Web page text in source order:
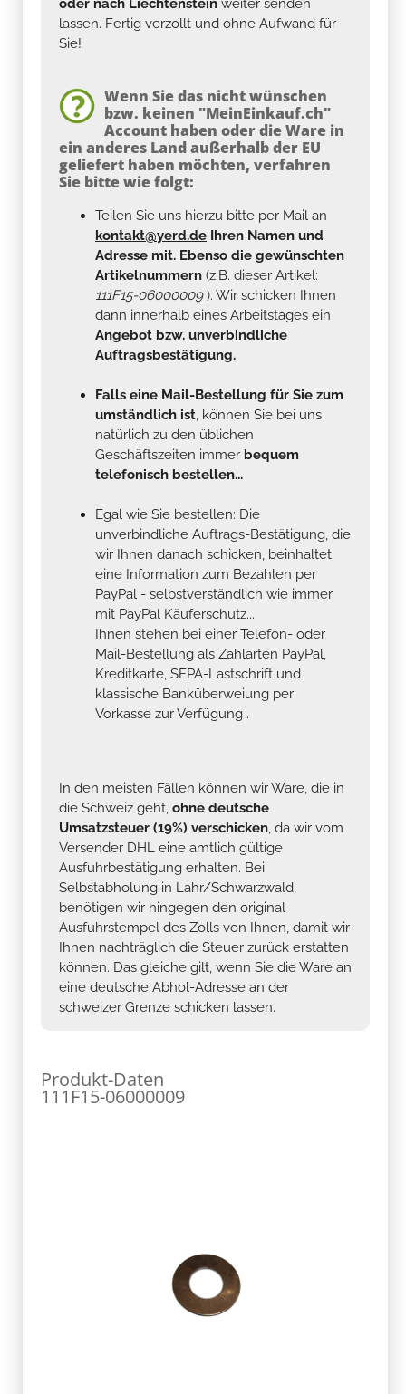
oder nach Liechtenstein weiter senden
lassen. Fertig verzollt und ohne Aufwand für
Sie!
Wenn Sie das nicht wünschen
bzw. keinen "MeinEinkauf.ch"
Account haben oder die Ware in
ein anderes Land außerhalb der EU
geliefert haben möchten, verfahren
Sie bitte wie folgt:
Teilen Sie uns hierzu bitte per Mail an
kontakt@yerd.de Ihren Namen und
Adresse mit. Ebenso die gewünschten
Artikelnummern (z.B. dieser Artikel:
111F15-06000009). Wir schicken Ihnen
dann innerhalb eines Arbeitstages ein
Angebot bzw. unverbindliche
Auftragsbestätigung.
Falls eine Mail-Bestellung für Sie zum
umständlich ist, können Sie bei uns
natürlich zu den üblichen
Geschäftszeiten immer bequem
telefonisch bestellen...
Egal wie Sie bestellen: Die
unverbindliche Auftrags-Bestätigung, die
wir Ihnen danach schicken, beinhaltet
eine Information zum Bezahlen per
PayPal - selbstverständlich wie immer
mit PayPal Käuferschutz...
Ihnen stehen bei einer Telefon- oder
Mail-Bestellung als Zahlarten PayPal,
Kreditkarte, SEPA-Lastschrift und
klassische Banküberweiung per
Vorkasse zur Verfügung .
In den meisten Fällen können wir Ware, die in
die Schweiz geht, ohne deutsche
Umsatzsteuer (19%) verschicken, da wir vom
Versender DHL eine amtlich gültige
Ausfuhrbestätigung erhalten. Bei
Selbstabholung in Lahr/Schwarzwald,
benötigen wir hingegen den original
Ausfuhrstempel des Zolls von Ihnen, damit wir
Ihnen nachträglich die Steuer zurück erstatten
können. Das gleiche gilt, wenn Sie die Ware an
eine deutsche Abhol-Adresse an der
schweizer Grenze schicken lassen.
Produkt-Daten
111F15-06000009